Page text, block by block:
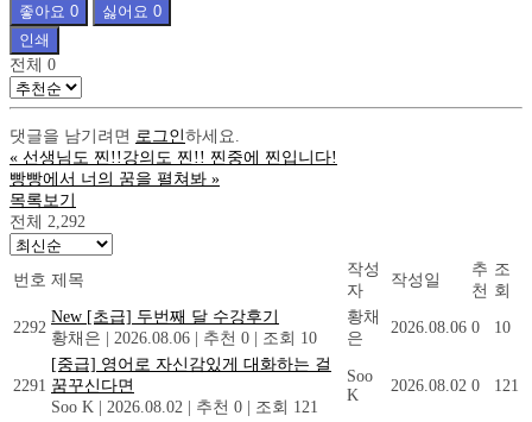
좋아요 0 싫어요 0
인쇄
전체 0
댓글을 남기려면 로그인하세요.
« 선생님도 찐!!강의도 찐!! 찐중에 찐입니다!
빵빵에서 너의 꿈을 펼쳐봐 »
목록보기
전체 2,292
번호 제목
작성
자
작성일
추
천
조
회
2292
New [초급] 두번째 달 수강후기
황채은 | 2026.08.06 | 추천 0 | 조회 10
황채
은
2026.08.06 0 10
2291
[중급] 영어로 자신감있게 대화하는 걸
꿈꾸신다면
Soo K | 2026.08.02 | 추천 0 | 조회 121
Soo
K
2026.08.02 0 121